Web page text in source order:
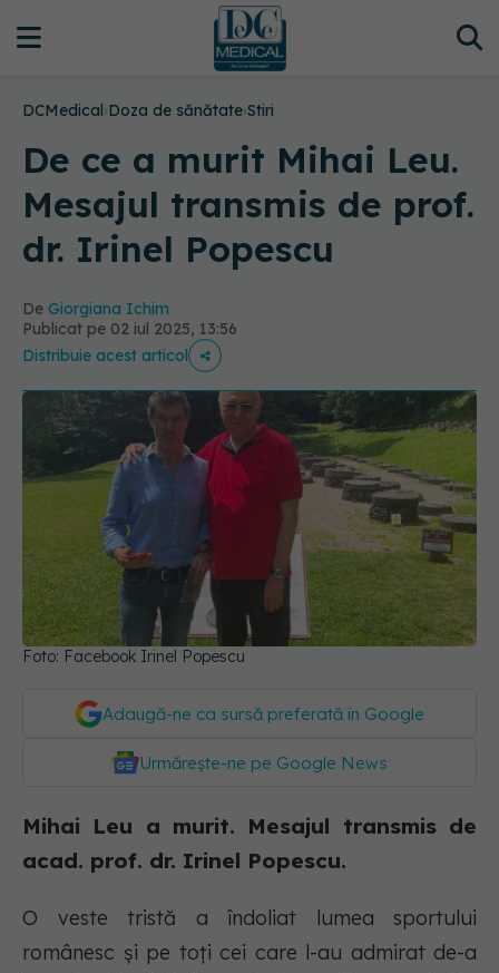
DCMedical›Doza de sănătate›Stiri
De ce a murit Mihai Leu.
Mesajul transmis de prof.
dr. Irinel Popescu
De Giorgiana Ichim
Publicat pe 02 iul 2025, 13:56
Distribuie acest articol
Foto: Facebook Irinel Popescu
Adaugă-ne ca sursă preferată în Google
Urmărește-ne pe Google News
Mihai Leu a murit. Mesajul transmis de
acad. prof. dr. Irinel Popescu.
O veste tristă a îndoliat lumea sportului
românesc și pe toți cei care l-au admirat de-a